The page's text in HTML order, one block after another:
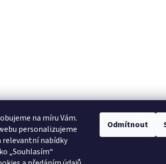
na míru Vám.
personalizujeme
relevantní nabídky
„Souhlasím“
Odmítnout